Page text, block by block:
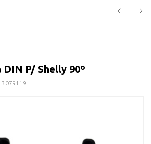
DIN P/ Shelly 90º
3079119